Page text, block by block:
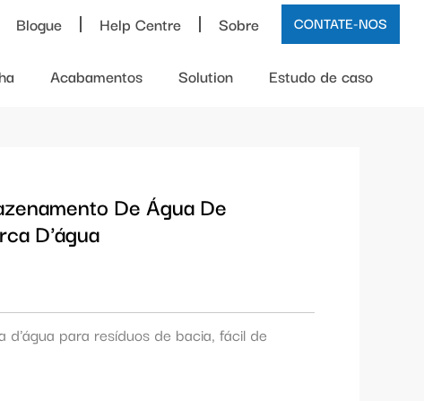
Blogue Help Centre Sobre CONTATE-NOS
Acabamentos Solution Estudo de caso
De Água De
D'água
d'água para resíduos de bacia, fácil de